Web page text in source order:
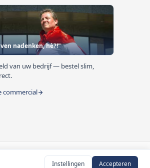
Instellingen Accepteren
nadenken, hè?!"
van uw bedrijf — bestel slim,
commercial